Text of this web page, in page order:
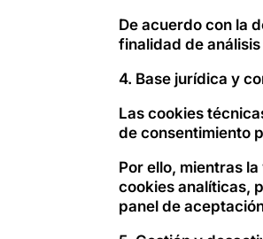
De acuerdo con la
finalidad de
4. Base jurídica y
Las cookies
de consentimiento
Por ello, mientras
cookies analíticas,
panel de